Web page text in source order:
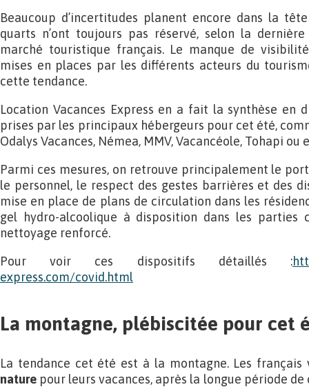
Beaucoup d’incertitudes planent encore dans la
quarts n’ont toujours pas réservé, selon la
marché touristique français. Le manque de
mises en places par les différents acteurs du
cette tendance.
Location Vacances Express en a fait la synthèse en
prises par les principaux hébergeurs pour cet été,
Odalys Vacances, Némea, MMV, Vacancéole, Tohapi ou
Parmi ces mesures, on retrouve principalement le
le personnel, le respect des gestes barrières et des
mise en place de plans de circulation dans les
gel hydro-alcoolique à disposition dans les parties
nettoyage renforcé.
Pour voir ces dispositifs détaillés :
express.com/covid.html
La montagne, plébiscitée pour cet
La tendance cet été est à la montagne. Les
nature pour leurs vacances, après la longue période de